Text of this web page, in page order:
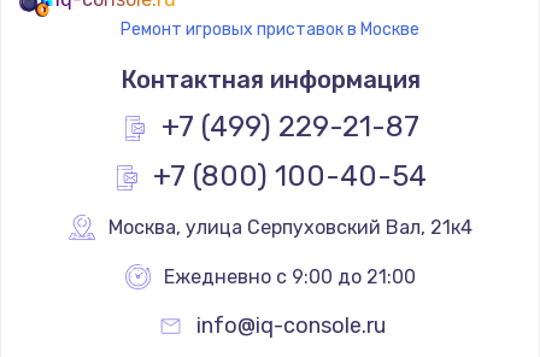
Замена термостата
1200 руб.
Заказать
Замена реле
Замена термопредохранителя
700 руб.
Ремонт игровых приставок в Москве
Контактная информация
+7 (499) 229-21-87
+7 (800) 100-40-54
Москва, улица Серпуховский Вал, 21к4
Ежедневно с 9:00 до 21:00
info@iq-console.ru